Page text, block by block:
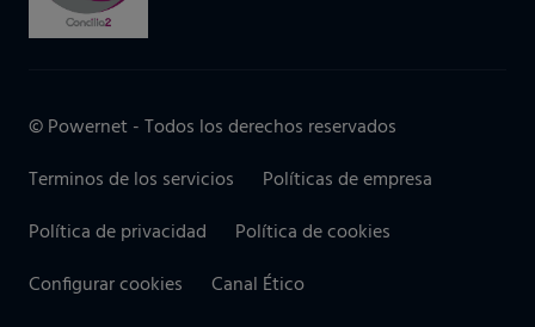
© Powernet - Todos los derechos reservados
Terminos de los servicios
Políticas de empresa
Política de privacidad
Política de cookies
Configurar cookies
Canal Ético